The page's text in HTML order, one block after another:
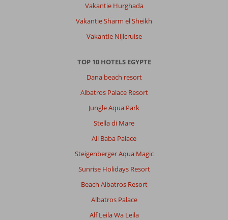
Vakantie Hurghada
Vakantie Sharm el Sheikh
Vakantie Nijlcruise
TOP 10 HOTELS EGYPTE
Dana beach resort
Albatros Palace Resort
Jungle Aqua Park
Stella di Mare
Ali Baba Palace
Steigenberger Aqua Magic
Sunrise Holidays Resort
Beach Albatros Resort
Albatros Palace
Alf Leila Wa Leila